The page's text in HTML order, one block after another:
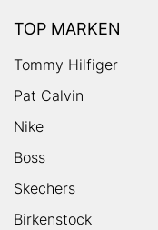
TOP MARKEN
Tommy Hilfiger
Pat Calvin
Nike
Boss
Skechers
Birkenstock